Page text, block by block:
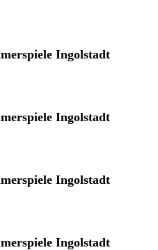
Ingolstadt
Ingolstadt
Ingolstadt
Ingolstadt